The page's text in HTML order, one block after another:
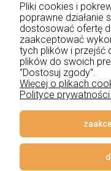
Pliki cookies i
poprawne działanie
dostosować ofertę
zaakceptować
tych plików i przejść
plików do swoich
"Dostosuj zgody".
Więcej o plikach
Polityce prywatności.